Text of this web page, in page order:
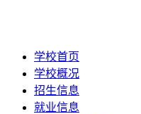
学校首页
学校概况
招生信息
就业信息